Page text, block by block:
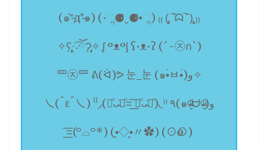
(๑⁼̴̀д⁼̴́๑) (•ૢ⚈͒⌄⚈͒•ૢ) ₍₍ (̨̡ ‾᷄ᗣ‾᷅ )̧̢ ₎₎
✧ʕ̢̣̣̣̣̩̩̩̩·͡˔·ོɁ̡̣̣̣̣̩̩̩̩✧ ᶘ ᵒᴥᵒᶅ ʕ•ᴥ•ʔ (´-㉨ก`)
罒㉨罒 ᕕ(ᐛ)ᕗ 눈_눈 (๑•̀ㅂ•́)و✧
乀(ˉεˉ乀) ⁽⁽◞(꒪ͦᴗ̵̍꒪ͦ=͟͟͞͞ ꒪ͦᴗ̵̍꒪ͦ)◟⁾⁾ ٩(๑ᵒ̴̶̷͈᷄ᗨᵒ̴̶̷͈᷅)و
=͟͟͞͞(꒪⌓꒪*) (•͈◇•͈〃✿) (⊙ө⊙)